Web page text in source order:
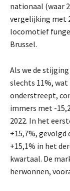
nationaal (waar
vergelijking met
locomotief
Brussel.
Als we de
slechts 11%,
onderstreept,
immers met -
2022. In het
+15,7%,
+15,1% in het
kwartaal. De
herwonnen,